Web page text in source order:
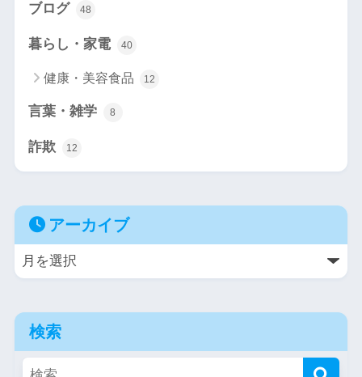
ブログ 48
暮らし・家電 40
健康・美容食品 12
言葉・雑学 8
詐欺 12
アーカイブ
検索